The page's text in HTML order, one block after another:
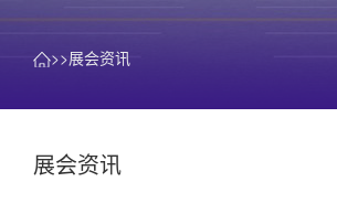
>>展会资讯
展会资讯